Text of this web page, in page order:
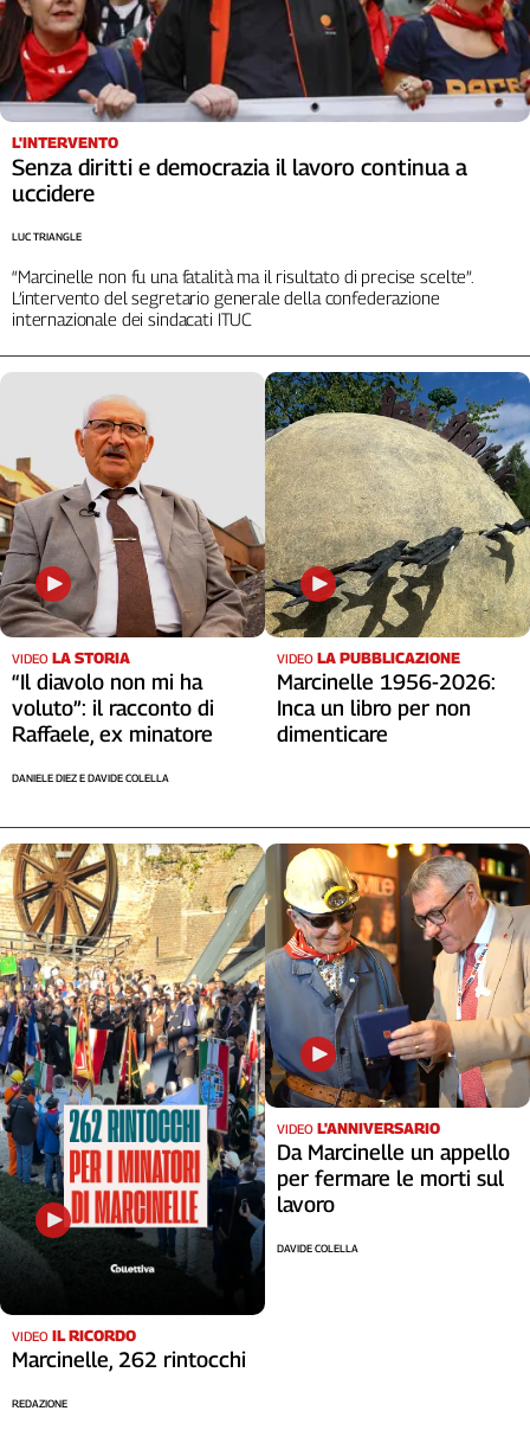
L'Italia
nel
Lavoro
Territori
Abruzzo-
Molise
Adige
Basilicata
Calabria
Emilia-
Giulia
Lazio
Liguria
Lombardia
Marche
Piemonte
Puglia
Sardegna
Sicilia
Trentino
Valle
D'Aosta
Veneto
Archivio
Storico
1955-
2014
Cerca
Contatti
La
Newsletter
Social
L'INTERVENTO
Senza diritti e democrazia il lavoro continua a
uccidere
“Marcinelle non fu una fatalità ma il risultato di precise scelte”.
L’intervento del segretario generale della confederazione
internazionale dei sindacati ITUC
LUC TRIANGLE
VIDEO LA STORIA
“Il diavolo non mi ha
voluto”: il racconto di
Raffaele, ex minatore
DANIELE DIEZ E DAVIDE COLELLA
VIDEO LA PUBBLICAZIONE
Marcinelle 1956-2026:
Inca un libro per non
dimenticare
VIDEO IL RICORDO
Marcinelle, 262 rintocchi
REDAZIONE
VIDEO L'ANNIVERSARIO
Da Marcinelle un appello
per fermare le morti sul
lavoro
DAVIDE COLELLA